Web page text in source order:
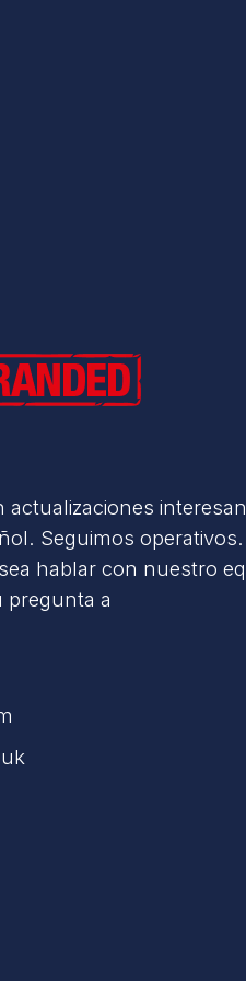
Seguimos operativos.
hablar con nuestro
pregunta a